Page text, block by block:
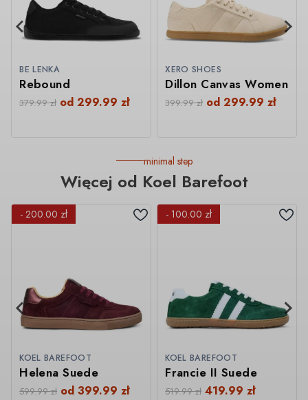
BE LENKA
Rebound
379.99zł od299.99zł
XERO SHOES
Dillon Canvas Women
399.99zł od299.99zł
minimal step
Więcej od Koel Barefoot
- 200.00 zł
KOEL BAREFOOT
Helena Suede
599.99zł od399.99zł
- 100.00 zł
KOEL BAREFOOT
Francie II Suede
519.99zł 419.99zł